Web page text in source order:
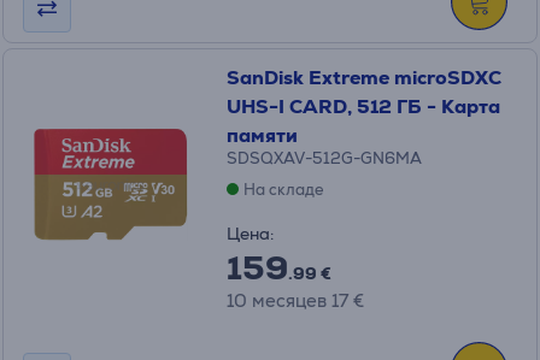
SanDisk Extreme microSDXC
UHS-I CARD, 512 ГБ - Карта
памяти
SDSQXAV-512G-GN6MA
На складе
Цена:
159.99 €
10 месяцев 17 €